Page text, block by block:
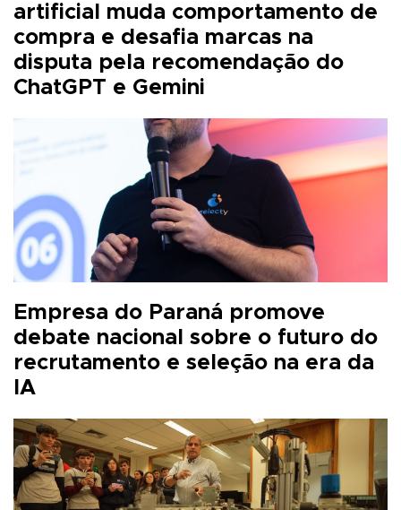
artificial muda comportamento de
compra e desafia marcas na
disputa pela recomendação do
ChatGPT e Gemini
Empresa do Paraná promove
debate nacional sobre o futuro do
recrutamento e seleção na era da
IA